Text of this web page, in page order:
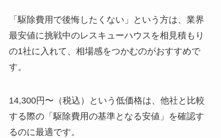
「駆除費用で後悔したくない」という方は、業界
最安値に挑戦中のレスキューハウスを相見積もり
の1社に入れて、相場感をつかむのがおすすめで
す。
14,300円〜（税込）という低価格は、他社と比較
する際の「駆除費用の基準となる安値」を確認す
るのに最適です。